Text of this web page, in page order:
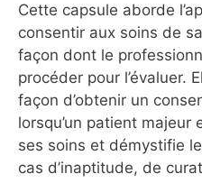
Cette capsule aborde
consentir aux soins de
façon dont le
procéder pour l’évaluer.
façon d’obtenir un
lorsqu’un patient
ses soins et démystifie
cas d’inaptitude, de